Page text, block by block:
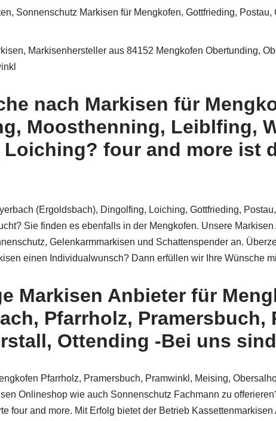
Sonnenschutz Markisen für Mengkofen, Gottfrieding,
Markisenhersteller aus 84152 Mengkofen Obertunding,
nach Markisen für
Moosthenning, Leiblfing,
four and more ist
(Ergoldsbach), Dingolfing, Loiching, Gottfrieding,
Sie finden es ebenfalls in der Mengkofen. Unsere
Gelenkarmmarkisen und Schattenspender an.
einen Individualwunsch? Dann erfüllen wir Ihre Wünsche
Markisen Anbieter für
Pfarrholz,
Ottending -Bei uns
Pfarrholz, Pramersbuch, Pramwinkl, Meising,
Onlineshop wie auch Sonnenschutz Fachmann zu
four and more. Mit Erfolg bietet der Betrieb